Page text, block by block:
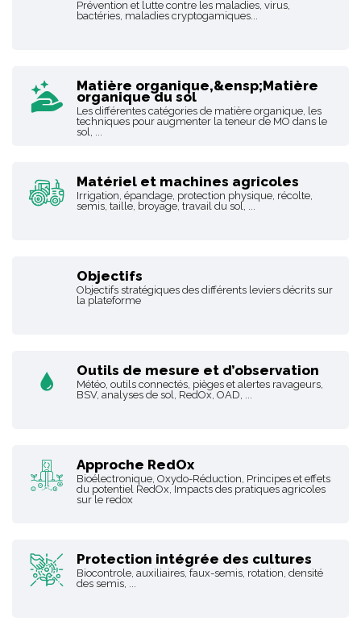
Prévention et lutte contre les maladies, virus,
bactéries, maladies cryptogamiques...
Matière organique,&ensp;Matière
organique du sol
Les différentes catégories de matière organique, les
techniques pour augmenter la teneur de MO dans le
sol, ...
Matériel et machines agricoles
Irrigation, épandage, protection physique, récolte,
semis, taille, broyage, travail du sol, ...
Objectifs
Objectifs stratégiques des différents leviers décrits sur
la plateforme
Outils de mesure et d’observation
Météo, outils connectés, pièges et alertes ravageurs,
BSV, analyses de sol, RedOx, OAD, ...
Approche RedOx
Bioélectronique, Oxydo-Réduction, Principes et effets
du potentiel RedOx, Impacts des pratiques agricoles
sur le redox
Protection intégrée des cultures
Biocontrole, auxiliaires, faux-semis, rotation, densité
des semis, ...